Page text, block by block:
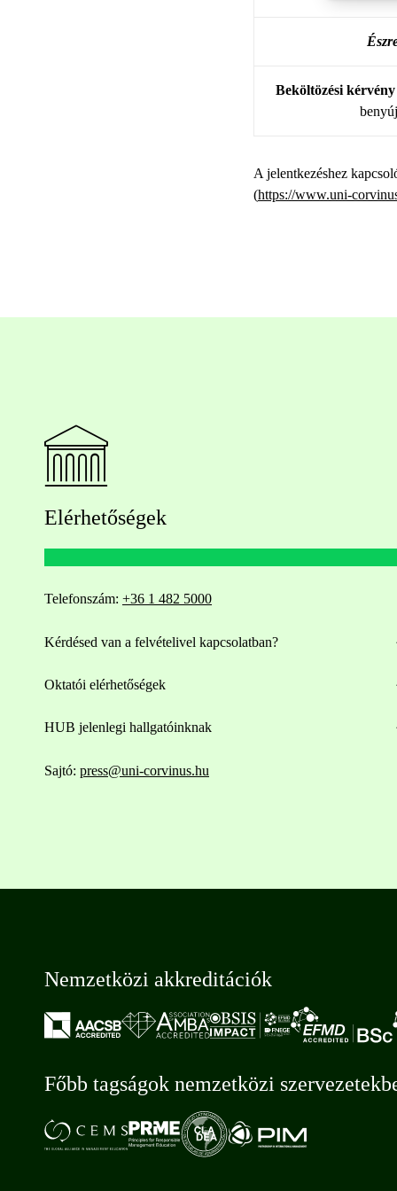
Beköltözési
A jelentkezéshez
(https://www.uni-
Elérhetőségek
Telefonszám: +36 1 482 5000
Kérdésed van a felvételivel kapcsolatban?
Oktatói elérhetőségek
HUB jelenlegi hallgatóinknak
Sajtó: press@uni-corvinus.hu
Nemzetközi akkreditációk
Főbb tagságok nemzetközi